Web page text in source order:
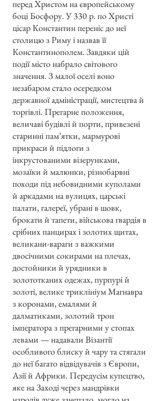
перед Христом на європейському
боці Босфору. У 330 р. по Христі
цісар Константин переніс до неї
столицю з Риму і назвав її
Константинополем. Завдяки цій
події місто набрало світового
значення. З малої оселі воно
незабаром стало осередком
державної адміністрації, мистецтва й
торгівлі. Прегарне положення,
величаві будівлі й порти, привезені
старинні пам’ятки, мармурові
прикраси й підлоги з
інкрустованими візерунками,
мозаїки й малюнки, різнобарвні
походи під небовидними куполами
й аркадами на вулицях, царські
палати, галереї, убрані в шовк,
брокати й тапети, військова гвардія в
срібних панцирах і золотих щитах,
великани-вараги з важкими
двосічними сокирами на плечах,
достойники й урядники в
золототканих одежах, пурпурі й
золоті, велике триклініум Магнавра
з коронами, емалями й
далматиками, золотий трон
імператора з прегарними у стопах
левами — надавали Візантії
особливого блиску й чару та стягали
до неї багато відвідувачів з Європи,
Азії й Африки. Передусім купецтво,
яке на Заході через мандрівки